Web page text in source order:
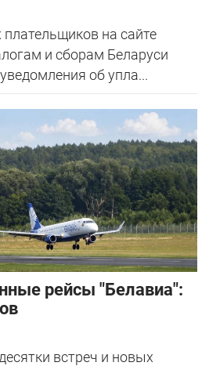
на сайте
и сборам Беларуси
об упла...
рейсы "Белавиа":
встреч и новых